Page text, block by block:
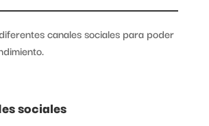
canales sociales para poder
sociales